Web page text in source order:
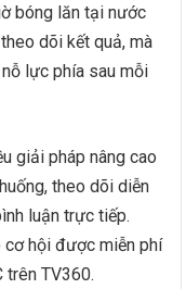
bóng lăn tại nước
dõi kết quả, mà
lực phía sau mỗi
giải pháp nâng cao
theo dõi diễn
luận trực tiếp.
hội được miễn phí
trên TV360.